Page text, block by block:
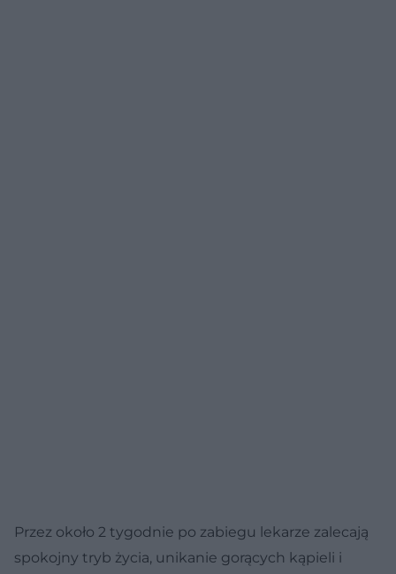
Przez około 2 tygodnie po zabiegu lekarze zalecają
spokojny tryb życia, unikanie gorących kąpieli i